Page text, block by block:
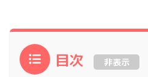
目次 非表示